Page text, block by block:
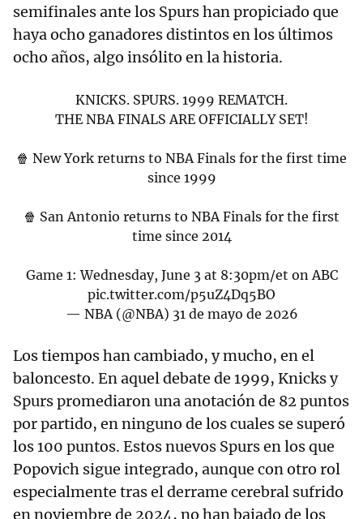
semifinales ante los Spurs han propiciado que
haya ocho ganadores distintos en los últimos
ocho años, algo insólito en la historia.
KNICKS. SPURS. 1999 REMATCH.
THE NBA FINALS ARE OFFICIALLY SET!
🍿 New York returns to NBA Finals for the first time
since 1999
🍿 San Antonio returns to NBA Finals for the first
time since 2014
Game 1: Wednesday, June 3 at 8:30pm/et on ABC
pic.twitter.com/p5uZ4Dq5BO
— NBA (@NBA) 31 de mayo de 2026
Los tiempos han cambiado, y mucho, en el
baloncesto. En aquel debate de 1999, Knicks y
Spurs promediaron una anotación de 82 puntos
por partido, en ninguno de los cuales se superó
los 100 puntos. Estos nuevos Spurs en los que
Popovich sigue integrado, aunque con otro rol
especialmente tras el derrame cerebral sufrido
en noviembre de 2024, no han bajado de los